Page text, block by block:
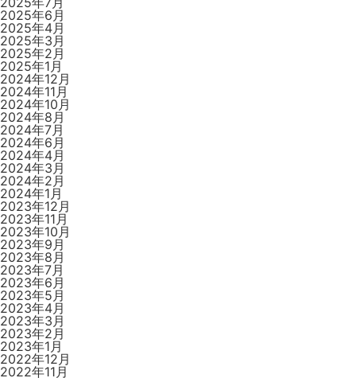
2025年6月
2025年4月
2025年3月
2025年2月
2025年1月
2024年12月
2024年11月
2024年10月
2024年8月
2024年7月
2024年6月
2024年4月
2024年3月
2024年2月
2024年1月
2023年12月
2023年11月
2023年10月
2023年9月
2023年8月
2023年7月
2023年6月
2023年5月
2023年4月
2023年3月
2023年2月
2023年1月
2022年12月
2022年11月